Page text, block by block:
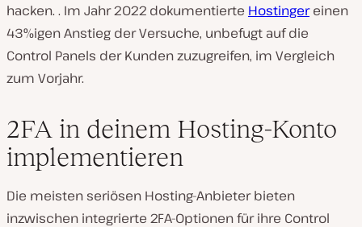
hacken. . Im Jahr 2022 dokumentierte Hostingereinen
43%igen Anstieg der Versuche, unbefugt auf die
Control Panels der Kunden zuzugreifen, im Vergleich
zum Vorjahr.
2FA in deinem Hosting-Konto
implementieren
Die meisten seriösen Hosting-Anbieter bieten
inzwischen integrierte 2FA-Optionen für ihre Control